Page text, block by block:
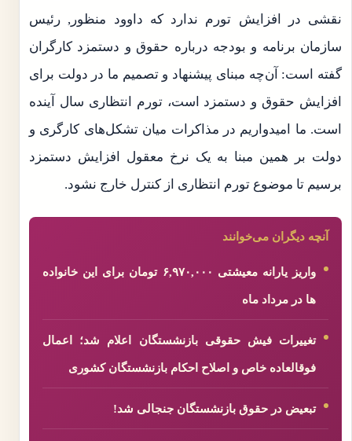
نقشی در افزایش تورم ندارد که داوود منظور, رئیس
سازمان برنامه و بودجه درباره حقوق و دستمزد کارگران
گفته است: آن‌چه مبنای پیشنهاد و تصمیم ما در دولت برای
افزایش حقوق و دستمزد است، تورم انتظاری سال آینده
است. ما امیدواریم در مذاکرات میان تشکل‌های کارگری و
دولت بر همین مبنا به یک نرخ معقول افزایش دستمزد
برسیم تا موضوع تورم انتظاری از کنترل خارج نشود.
آنچه دیگران می‌خوانند
واریز یارانه معیشتی ۶,۹۷۰,۰۰۰ تومان برای این خانواده
ها در مرداد ماه
تغییرات فیش حقوقی بازنشستگان اعلام شد؛ اعمال
فوقالعاده خاص و اصلاح احکام بازنشستگان کشوری
تبعیض در حقوق بازنشستگان جنجالی شد!